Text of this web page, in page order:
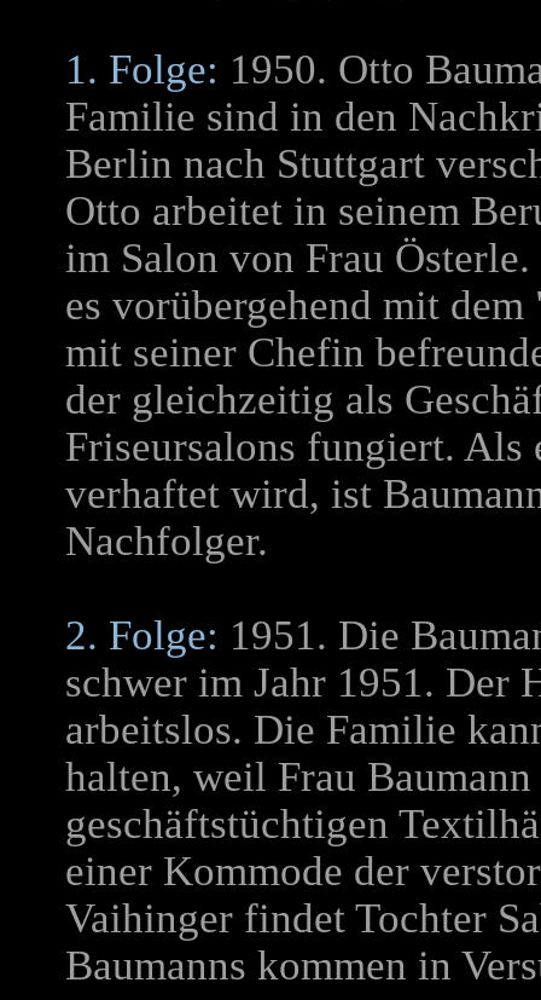
1. Folge: 1950. Otto
Familie sind in den
Berlin nach Stuttgart
Otto arbeitet in seinem
im Salon von Frau
es vorübergehend mit
mit seiner Chefin
der gleichzeitig als
Friseursalons fungiert. Als
verhaftet wird, ist
Nachfolger.
2. Folge: 1951. Die
schwer im Jahr 1951. Der
arbeitslos. Die Familie
halten, weil Frau
geschäftstüchtigen
einer Kommode der
Vaihinger findet Tochter
Baumanns kommen in